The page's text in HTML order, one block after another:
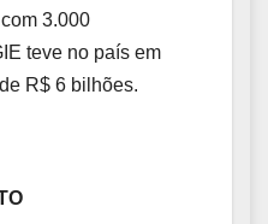
3.000
teve no país em
R$ 6 bilhões.